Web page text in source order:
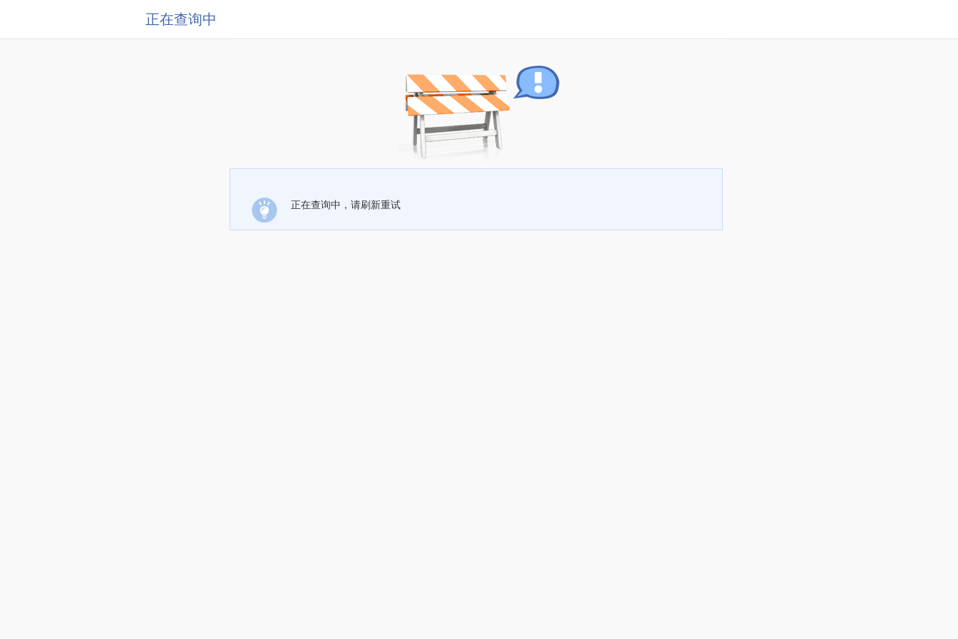
正在查询中
正在查询中，请刷新重试